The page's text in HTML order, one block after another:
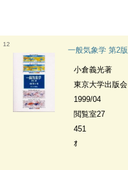
12
一般気象学 第2版
小倉義光著
東京大学出版会
1999/04
閲覧室27
451
ｵ